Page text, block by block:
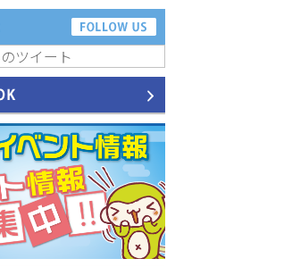
ア限定①】初回割引 特
毛11,000円⇒8,800円
専門ワックス脱毛サ
（ミックル））
読者特典2】コース 3,
円（料理5品+2
放題）（創作イタリ
Cuore（ピアクオー
]2026年9月30日
読者特典1】料理全品
※18時以降（創作イ
Pia Cuore（ピアクオ
]2026年9月30日
ツイート